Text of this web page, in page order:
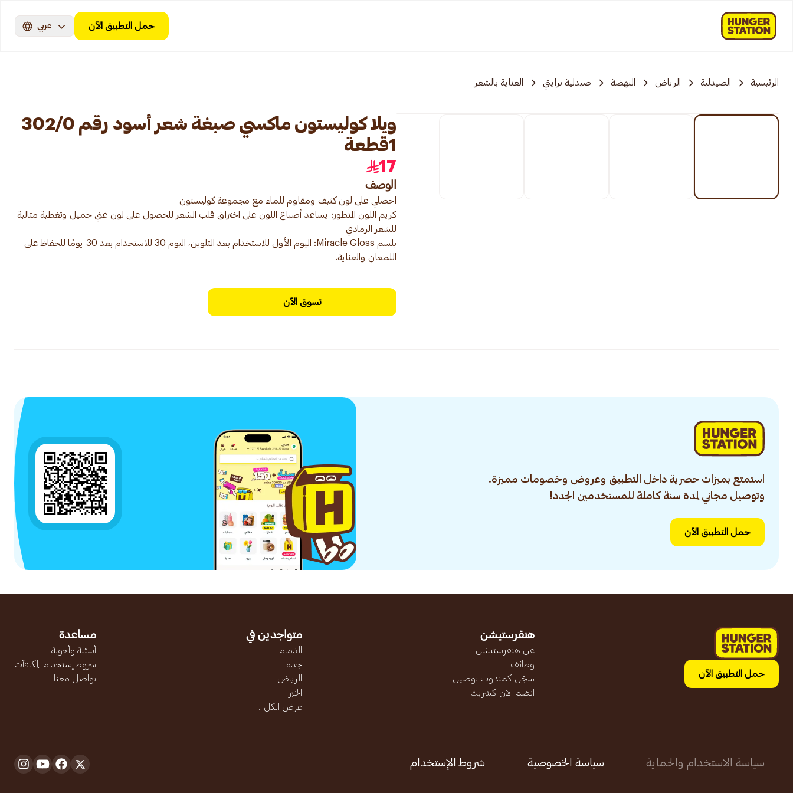
حمل التطبيق الآن عربي
الرئيسية الصيدلية الرياض النهضة صيدلية برايتي العناية بالشعر
ويلا كوليستون ماكسي صبغة شعر أسود رقم 302/0
1قطعة
17
الوصف
كريم اللون المتطور: يساعد أصباغ اللون على اختراق قلب الشعر للحصول على لون غني جميل وتغطية مثالية
بلسم Miracle Gloss: اليوم الأول للاستخدام بعد التلوين، اليوم 30 للاستخدام بعد 30 يومًا للحفاظ على
اللمعان والعناية.
تسوق الآن
استمتع بميزات حصرية داخل التطبيق وعروض وخصومات مميزة.
وتوصيل مجاني لمدة سنة كاملة للمستخدمين الجدد!
حمل التطبيق الآن
حمل التطبيق الآن
هنقرستيشن
عن هنقرستيشن
وظائف
سجّل كمندوب توصيل
انضم الآن كشريك
متواجدين في
الدمام
جده
الرياض
الخبر
عرض الكل...
مساعدة
أسئلة وأجوبة
شروط إستخدام المكافآت
تواصل معنا
سياسة الاستخدام والحماية سياسة الخصوصية شروط الإستخدام